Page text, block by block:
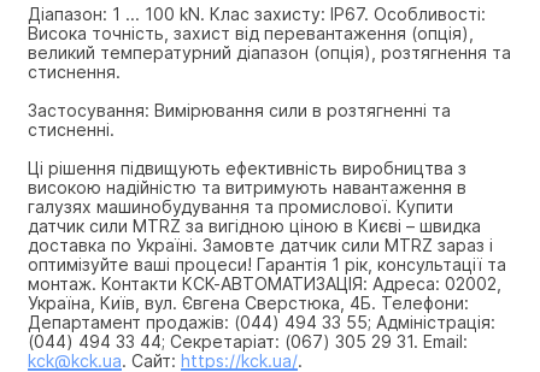
Діапазон: 1 ... 100 kN. Клас захисту: IP67. Особливості:
Висока точність, захист від перевантаження (опція),
великий температурний діапазон (опція), розтягнення та
стиснення.
Застосування: Вимірювання сили в розтягненні та
стисненні.
Ці рішення підвищують ефективність виробництва з
високою надійністю та витримують навантаження в
галузях машинобудування та промислової. Купити
датчик сили MTRZ за вигідною ціною в Києві – швидка
доставка по Україні. Замовте датчик сили MTRZ зараз і
оптимізуйте ваші процеси! Гарантія 1 рік, консультації та
монтаж. Контакти КСК-АВТОМАТИЗАЦІЯ: Адреса: 02002,
Україна, Київ, вул. Євгена Сверстюка, 4Б. Телефони:
Департамент продажів: (044) 494 33 55; Адміністрація:
(044) 494 33 44; Секретаріат: (067) 305 29 31. Email:
kck@kck.ua. Сайт: https://kck.ua/.